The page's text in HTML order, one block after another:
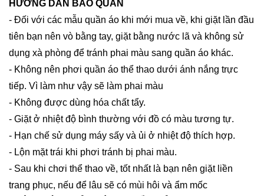
HƯỚNG DẪN BẢO QUẢN
- Đối với các mẫu quần áo khi mới mua về, khi giặt lần đầu
tiên bạn nên vò bằng tay, giặt bằng nước lã và không sử
dụng xà phòng để tránh phai màu sang quần áo khác.
- Không nên phơi quần áo thể thao dưới ánh nắng trực
tiếp. Vì làm như vậy sẽ làm phai màu
- Không được dùng hóa chất tẩy.
- Giặt ở nhiệt độ bình thường với đồ có màu tương tự.
- Hạn chế sử dụng máy sấy và ủi ở nhiệt độ thích hợp.
- Lộn mặt trái khi phơi tránh bị phai màu.
- Sau khi chơi thể thao về, tốt nhất là bạn nên giặt liền
trang phục, nếu để lâu sẽ có mùi hôi và ẩm mốc